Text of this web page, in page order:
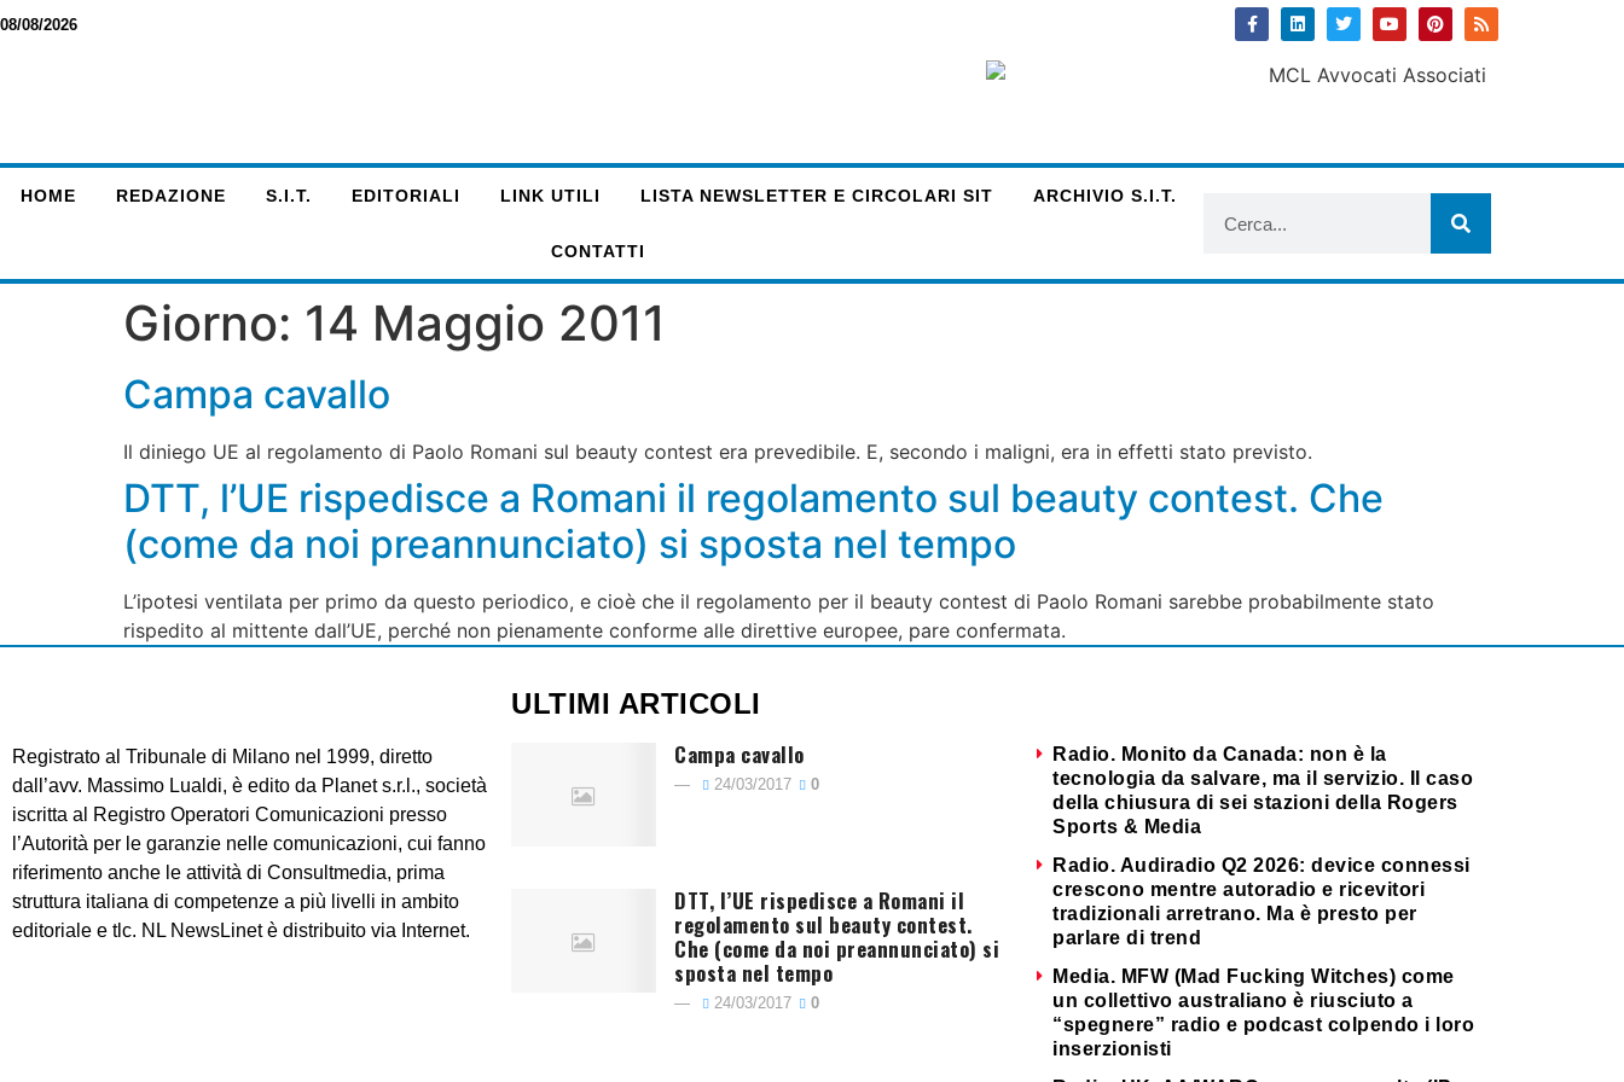
08/08/2026
HOME REDAZIONE S.I.T. EDITORIALI LINK UTILI LISTA NEWSLETTER E CIRCOLARI SIT ARCHIVIO S.I.T.
CONTATTI
Giorno: 14 Maggio 2011
Campa cavallo
Il diniego UE al regolamento di Paolo Romani sul beauty contest era prevedibile. E, secondo i maligni, era in effetti stato previsto.
DTT, l’UE rispedisce a Romani il regolamento sul beauty contest. Che
(come da noi preannunciato) si sposta nel tempo
L’ipotesi ventilata per primo da questo periodico, e cioè che il regolamento per il beauty contest di Paolo Romani sarebbe probabilmente stato
rispedito al mittente dall’UE, perché non pienamente conforme alle direttive europee, pare confermata.
Registrato al Tribunale di Milano nel 1999, diretto
dall’avv. Massimo Lualdi, è edito da Planet s.r.l., società
iscritta al Registro Operatori Comunicazioni presso
l’Autorità per le garanzie nelle comunicazioni, cui fanno
riferimento anche le attività di Consultmedia, prima
struttura italiana di competenze a più livelli in ambito
editoriale e tlc. NL NewsLinet è distribuito via Internet.
ULTIMI ARTICOLI
Campa cavallo
24/03/2017 0
DTT, l’UE rispedisce a Romani il
regolamento sul beauty contest.
Che (come da noi preannunciato) si
sposta nel tempo
24/03/2017 0
Radio. Monito da Canada: non è la
tecnologia da salvare, ma il servizio. Il caso
della chiusura di sei stazioni della Rogers
Sports & Media
Radio. Audiradio Q2 2026: device connessi
crescono mentre autoradio e ricevitori
tradizionali arretrano. Ma è presto per
parlare di trend
Media. MFW (Mad Fucking Witches) come
un collettivo australiano è riusciuto a
“spegnere” radio e podcast colpendo i loro
inserzionisti